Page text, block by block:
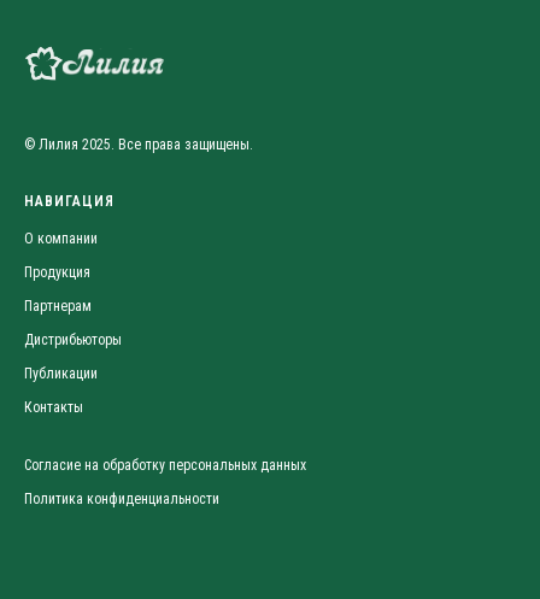
© Лилия 2025. Все права защищены.
НАВИГАЦИЯ
О компании
Продукция
Партнерам
Дистрибьюторы
Публикации
Контакты
Согласие на обработку персональных данных
Политика конфиденциальности